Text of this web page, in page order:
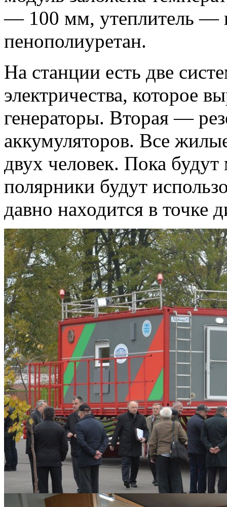
— 100 мм, утеплитель —
пенополиуретан.
На станции есть две
электричества, которое
генераторы. Вторая —
аккумуляторов. Все
двух человек. Пока
полярники будут
давно находится в точке